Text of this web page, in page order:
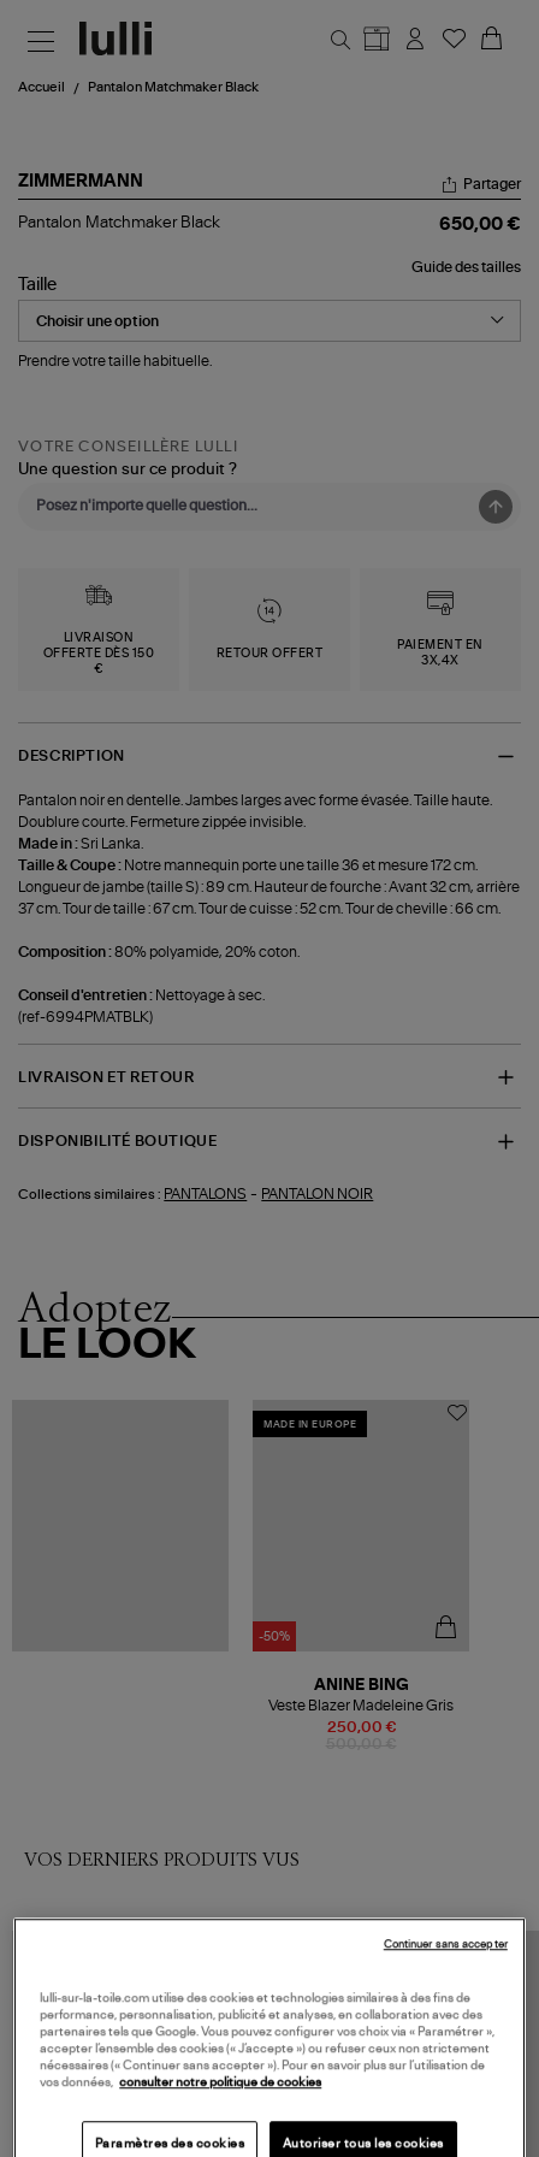
Accueil Pantalon Matchmaker Black
ZIMMERMANN
Pantalon
Partager
Pantalon Matchmaker Black 650,00 €
Guide des tailles
Taille
Prendre votre taille habituelle.
VOTRE CONSEILLÈRE LULLI
Une question sur ce produit ?
LIVRAISON
OFFERTE DÈS 150
€
RETOUR OFFERT
PAIEMENT EN
3X,4X
DESCRIPTION
Pantalon noir en dentelle. Jambes larges avec forme évasée. Taille haute.
Doublure courte. Fermeture zippée invisible.
Made in :Sri Lanka.
Taille & Coupe : Notre mannequin porte une taille 36 et mesure 172 cm.
Longueur de jambe (taille S) : 89 cm. Hauteur de fourche : Avant 32 cm, arrière
37 cm. Tour de taille : 67 cm. Tour de cuisse : 52 cm. Tour de cheville : 66 cm.
Composition :80% polyamide, 20% coton.
Conseil d'entretien : Nettoyage à sec.
(ref-6994PMATBLK)
LIVRAISON ET RETOUR
DISPONIBILITÉ BOUTIQUE
Collections similaires : PANTALONS - PANTALON NOIR
Adoptez
LE LOOK
MADE IN EUROPE
-50%
250,00 €
ANINE BING
Veste Blazer Madeleine Gris
VOS DERNIERS PRODUITS VUS
lulli-sur-la-toile.com utilise des cookies et technologies similaires à des fins de
performance, personnalisation, publicité et analyses, en collaboration avec des
partenaires tels que Google. Vous pouvez configurer vos choix via « Paramétrer »,
accepter l’ensemble des cookies (« J’accepte ») ou refuser ceux non strictement
nécessaires (« Continuer sans accepter »). Pour en savoir plus sur l’utilisation de
vos données,
consulter notre politique de cookies
Paramètres des cookies Autoriser tous les cookies
Continuer sans accepter